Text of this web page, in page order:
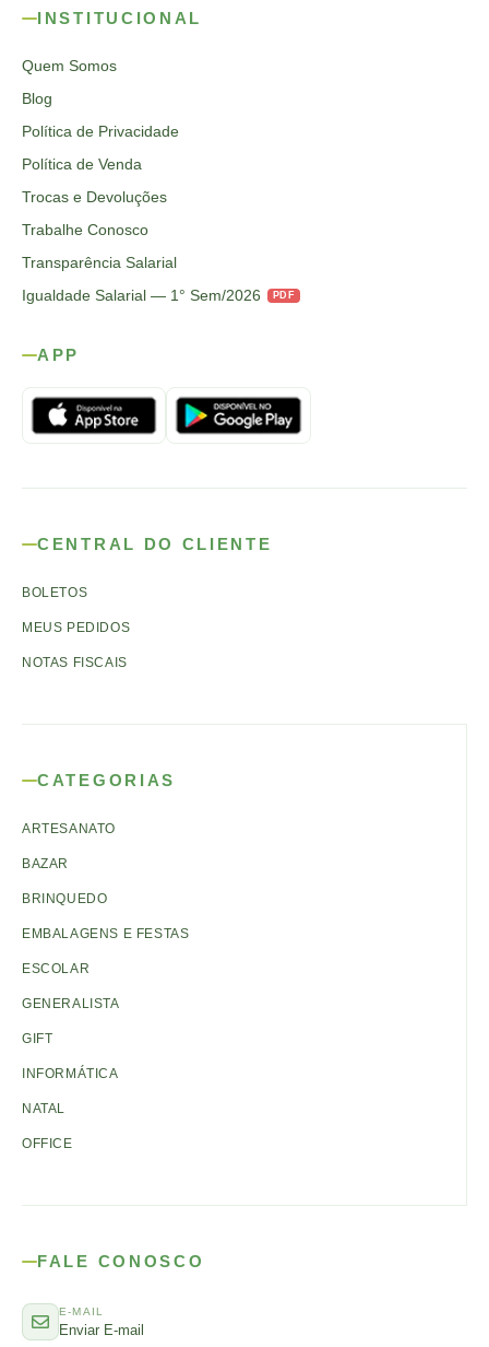
INSTITUCIONAL
Quem Somos
Blog
Política de Privacidade
Política de Venda
Trocas e Devoluções
Trabalhe Conosco
Transparência Salarial
Igualdade Salarial — 1° Sem/2026
PDF
APP
CENTRAL DO CLIENTE
BOLETOS
MEUS PEDIDOS
NOTAS FISCAIS
CATEGORIAS
ARTESANATO
BAZAR
BRINQUEDO
EMBALAGENS E FESTAS
ESCOLAR
GENERALISTA
GIFT
INFORMÁTICA
NATAL
OFFICE
FALE CONOSCO
E-MAIL
Enviar E-mail